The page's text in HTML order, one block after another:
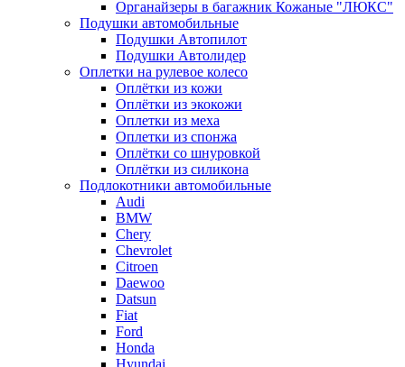
Органайзеры в багажник Кожаные "ЛЮКС"
Подушки автомобильные
Подушки Автопилот
Подушки Автолидер
Оплетки на рулевое колесо
Оплётки из кожи
Оплётки из экокожи
Оплетки из меха
Оплетки из спонжа
Оплётки со шнуровкой
Оплётки из силикона
Подлокотники автомобильные
Audi
BMW
Chery
Chevrolet
Citroen
Daewoo
Datsun
Fiat
Ford
Honda
Hyundai